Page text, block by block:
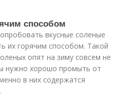
способом
вкусные соленые
их горячим способом. Такой
опят на зиму совсем не
нужно хорошо промыть от
в них содержатся